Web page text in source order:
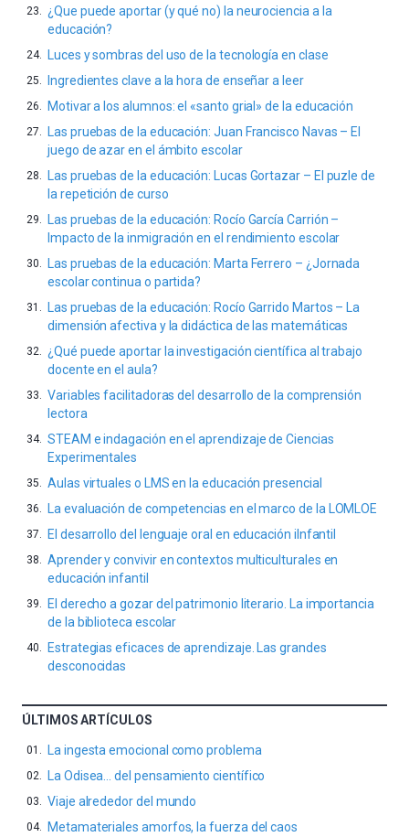
¿Que puede aportar (y qué no) la neurociencia a la
educación?
Luces y sombras del uso de la tecnología en clase
Ingredientes clave a la hora de enseñar a leer
Motivar a los alumnos: el «santo grial» de la educación
Las pruebas de la educación: Juan Francisco Navas – El
juego de azar en el ámbito escolar
Las pruebas de la educación: Lucas Gortazar – El puzle de
la repetición de curso
Las pruebas de la educación: Rocío García Carrión –
Impacto de la inmigración en el rendimiento escolar
Las pruebas de la educación: Marta Ferrero – ¿Jornada
escolar continua o partida?
Las pruebas de la educación: Rocío Garrido Martos – La
dimensión afectiva y la didáctica de las matemáticas
¿Qué puede aportar la investigación científica al trabajo
docente en el aula?
Variables facilitadoras del desarrollo de la comprensión
lectora
STEAM e indagación en el aprendizaje de Ciencias
Experimentales
Aulas virtuales o LMS en la educación presencial
La evaluación de competencias en el marco de la LOMLOE
El desarrollo del lenguaje oral en educación iInfantil
Aprender y convivir en contextos multiculturales en
educación infantil
El derecho a gozar del patrimonio literario. La importancia
de la biblioteca escolar
Estrategias eficaces de aprendizaje. Las grandes
desconocidas
ÚLTIMOS ARTÍCULOS
La ingesta emocional como problema
La Odisea… del pensamiento científico
Viaje alrededor del mundo
Metamateriales amorfos, la fuerza del caos